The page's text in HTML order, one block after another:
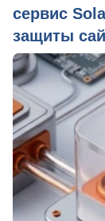
сервис
защиты